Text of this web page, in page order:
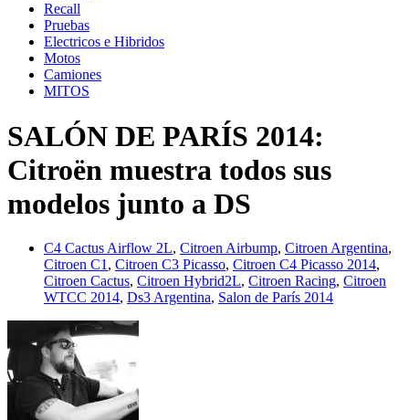
Recall
Pruebas
Electricos e Hibridos
Motos
Camiones
MITOS
SALÓN DE PARÍS 2014:
Citroën muestra todos sus
modelos junto a DS
C4 Cactus Airflow 2L, Citroen Airbump, Citroen Argentina,
Citroen C1 , Citroen C3 Picasso, Citroen C4 Picasso 2014,
Citroen Cactus, Citroen Hybrid2L, Citroen Racing, Citroen
WTCC 2014, Ds3 Argentina, Salon de París 2014